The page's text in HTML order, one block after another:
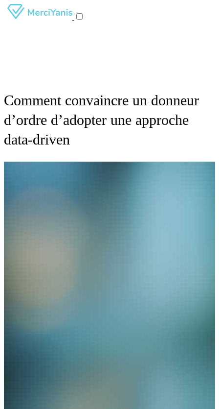
Comment convaincre un donneur
d’ordre d’adopter une approche
data-driven